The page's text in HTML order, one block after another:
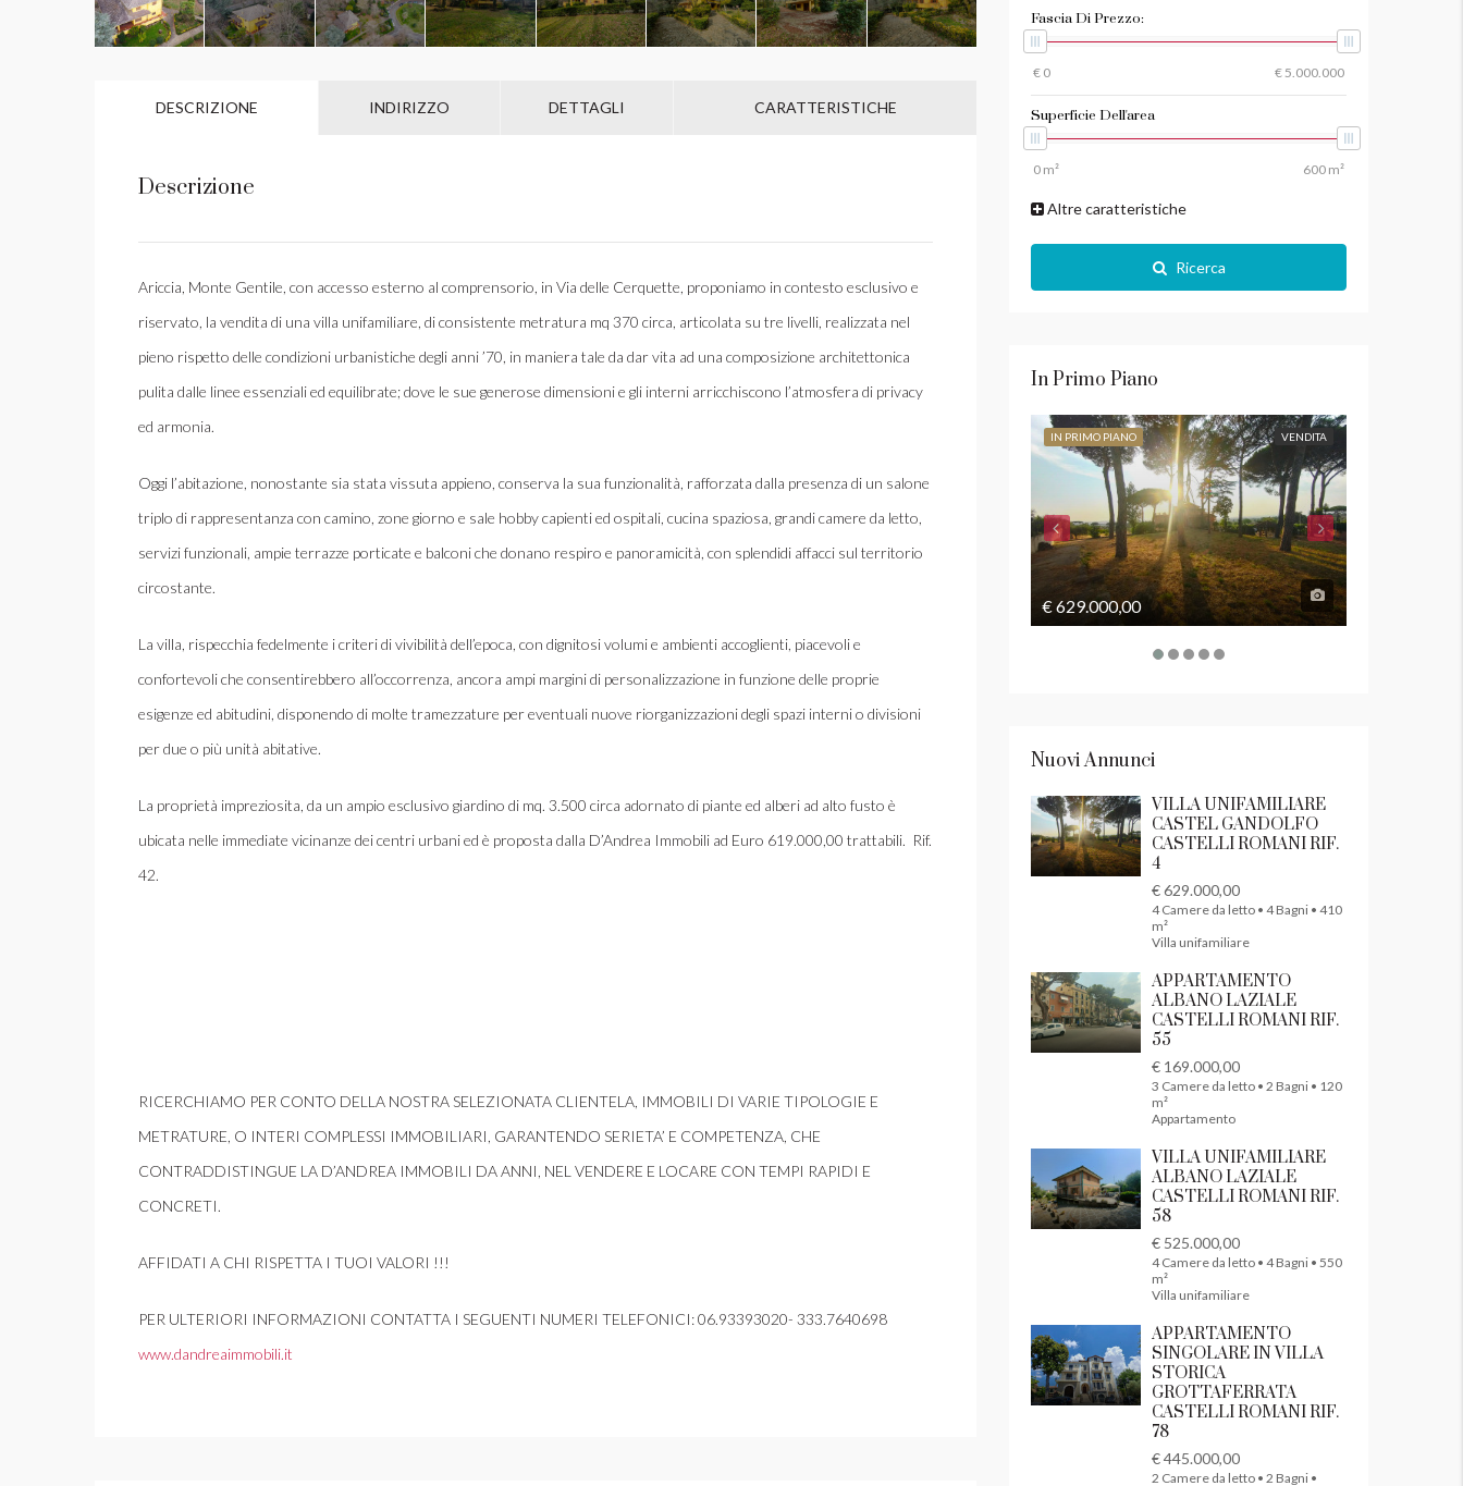
DESCRIZIONE INDIRIZZO DETTAGLI CARATTERISTICHE
Descrizione
Ariccia, Monte Gentile, con accesso esterno al comprensorio, in Via delle Cerquette, proponiamo in contesto esclusivo e
riservato, la vendita di una villa unifamiliare, di consistente metratura mq 370 circa, articolata su tre livelli, realizzata nel
pieno rispetto delle condizioni urbanistiche degli anni ’70, in maniera tale da dar vita ad una composizione architettonica
pulita dalle linee essenziali ed equilibrate; dove le sue generose dimensioni e gli interni arricchiscono l’atmosfera di privacy
ed armonia.
Oggi l’abitazione, nonostante sia stata vissuta appieno, conserva la sua funzionalità, rafforzata dalla presenza di un salone
triplo di rappresentanza con camino, zone giorno e sale hobby capienti ed ospitali, cucina spaziosa, grandi camere da letto,
servizi funzionali, ampie terrazze porticate e balconi che donano respiro e panoramicità, con splendidi affacci sul territorio
circostante.
La villa, rispecchia fedelmente i criteri di vivibilità dell’epoca, con dignitosi volumi e ambienti accoglienti, piacevoli e
confortevoli che consentirebbero all’occorrenza, ancora ampi margini di personalizzazione in funzione delle proprie
esigenze ed abitudini, disponendo di molte tramezzature per eventuali nuove riorganizzazioni degli spazi interni o divisioni
per due o più unità abitative.
La proprietà impreziosita, da un ampio esclusivo giardino di mq. 3.500 circa adornato di piante ed alberi ad alto fusto è
ubicata nelle immediate vicinanze dei centri urbani ed è proposta dalla D’Andrea Immobili ad Euro 619.000,00 trattabili. Rif.
42.
RICERCHIAMO PER CONTO DELLA NOSTRA SELEZIONATA CLIENTELA, IMMOBILI DI VARIE TIPOLOGIE E
METRATURE, O INTERI COMPLESSI IMMOBILIARI, GARANTENDO SERIETA’ E COMPETENZA, CHE
CONTRADDISTINGUE LA D’ANDREA IMMOBILI DA ANNI, NEL VENDERE E LOCARE CON TEMPI RAPIDI E
CONCRETI.
AFFIDATI A CHI RISPETTA I TUOI VALORI !!!
PER ULTERIORI INFORMAZIONI CONTATTA I SEGUENTI NUMERI TELEFONICI: 06.93393020- 333.7640698
www.dandreaimmobili.it
Fascia Di Prezzo:
Superficie Dell'area
Altre caratteristiche
Ricerca
In Primo Piano
IN PRIMO PIANO VENDITA
€ 629.000,00
Nuovi Annunci
VILLA UNIFAMILIARE
CASTEL GANDOLFO
CASTELLI ROMANI RIF.
4
€ 629.000,00
4 Camere da letto • 4 Bagni • 410
m²
Villa unifamiliare
APPARTAMENTO
ALBANO LAZIALE
CASTELLI ROMANI RIF.
55
€ 169.000,00
3 Camere da letto • 2 Bagni • 120
m²
Appartamento
VILLA UNIFAMILIARE
ALBANO LAZIALE
CASTELLI ROMANI RIF.
58
€ 525.000,00
4 Camere da letto • 4 Bagni • 550
m²
Villa unifamiliare
APPARTAMENTO
SINGOLARE IN VILLA
STORICA
GROTTAFERRATA
CASTELLI ROMANI RIF.
78
€ 445.000,00
2 Camere da letto • 2 Bagni •